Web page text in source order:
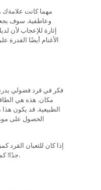
مهما كانت علامةك
وعاطفية. سوف
إثارة للإعجاب لأن
الأغنام أيضًا القدرة
فكر في قرد فضولي
مكان. هذه هي
الطبيعية. قد يكون
الحصول على
إذا كان للثعبان القرد
جدًا! كما أنه لن يكون مخفيًا كما هو معتاد.